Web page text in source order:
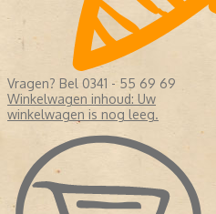
Vragen? Bel 0341 - 55 69 69
Winkelwagen inhoud: Uw
winkelwagen is nog leeg.